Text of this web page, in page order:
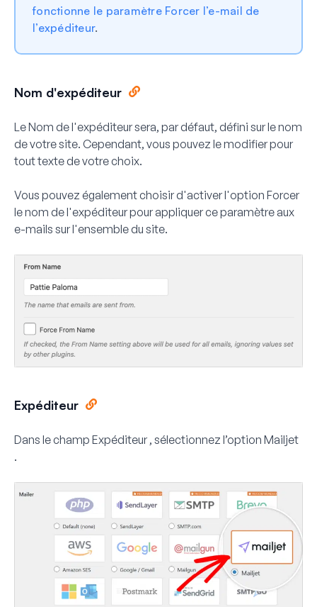
fonctionne le paramètre Forcer l’e-mail de
l’expéditeur.
Nom d'expéditeur
Le Nom de l'expéditeur sera, par défaut, défini sur le nom
de votre site. Cependant, vous pouvez le modifier pour
tout texte de votre choix.
Vous pouvez également choisir d'activer l'option Forcer
le nom de l'expéditeurpour appliquer ce paramètre aux
e-mails sur l'ensemble du site.
Expéditeur
Dans le champ Expéditeur , sélectionnez l’option Mailjet
.